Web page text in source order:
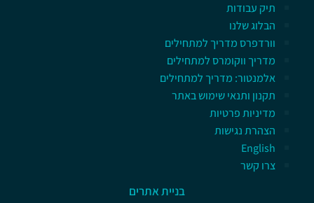
תיק עבודות
הבלוג שלנו
וורדפרס מדריך למתחילים
מדריך ווקומרס למתחילים
אלמנטור: מדריך למתחילים
תקנון ותנאי שימוש באתר
מדיניות פרטיות
הצהרת נגישות
English
צרו קשר
בניית אתרים